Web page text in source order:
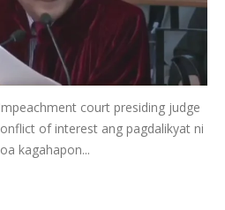
court presiding judge
of interest ang pagdalikyat ni
kagahapon...